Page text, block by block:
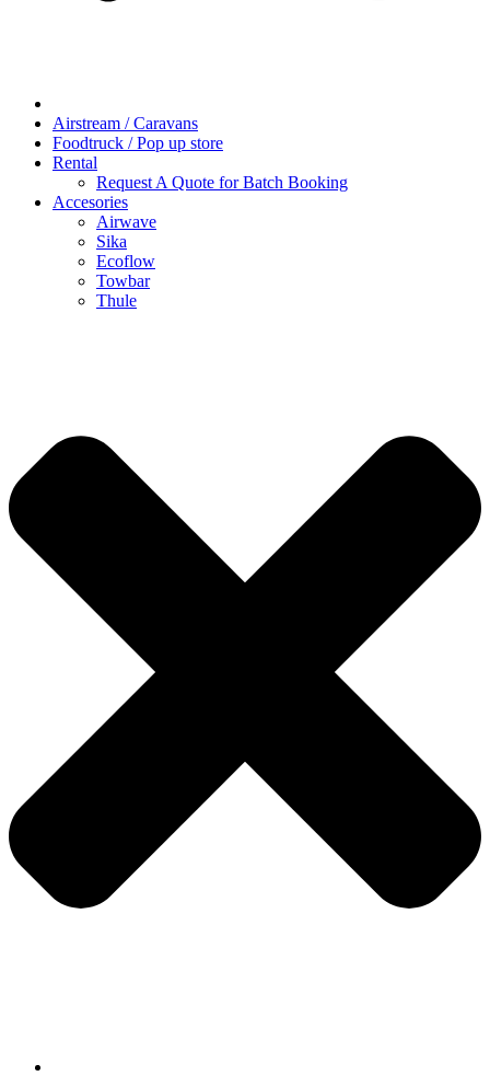
Airstream / Caravans
Foodtruck / Pop up store
Rental
Request A Quote for Batch Booking
Accesories
Airwave
Sika
Ecoflow
Towbar
Thule